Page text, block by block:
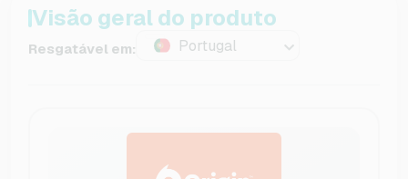
Visão geral do produto
Resgatável em: Portugal